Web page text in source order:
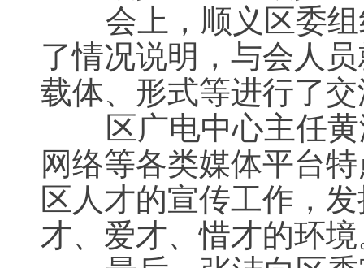
会上，顺义区委
了情况说明，与会人
载体、形式等进行了
区广电中心主任
网络等各类媒体平台
区人才的宣传工作，
才、爱才、惜才的环